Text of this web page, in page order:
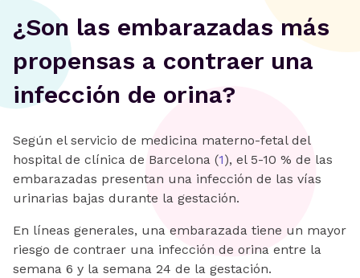
¿Son las embarazadas más
propensas a contraer una
infección de orina?
Según el servicio de medicina materno-fetal del
hospital de clínica de Barcelona (1), el 5-10 % de las
embarazadas presentan una infección de las vías
urinarias bajas durante la gestación.
En líneas generales, una embarazada tiene un mayor
riesgo de contraer una infección de orina entre la
semana 6 y la semana 24 de la gestación.